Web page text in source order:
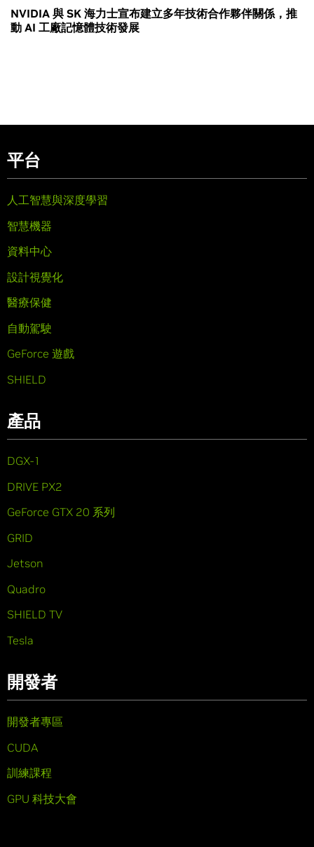
NVIDIA 與 SK 海力士宣布建立多年技術合作夥伴關係，推
動 AI 工廠記憶體技術發展
平台
人工智慧與深度學習
智慧機器
資料中心
設計視覺化
醫療保健
自動駕駛
GeForce 遊戲
SHIELD
產品
DGX-1
DRIVE PX2
GeForce GTX 20 系列
GRID
Jetson
Quadro
SHIELD TV
Tesla
開發者
開發者專區
CUDA
訓練課程
GPU 科技大會